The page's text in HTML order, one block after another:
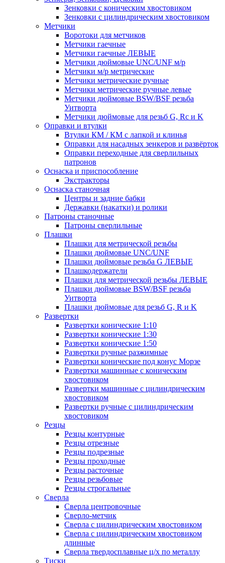
Зенковки с коническим хвостовиком
Зенковки с цилиндрическим хвостовиком
Метчики
Воротоки для метчиков
Метчики гаечные
Метчики гаечные ЛЕВЫЕ
Метчики дюймовые UNC/UNF м/р
Метчики м/р метрические
Метчики метрические ручные
Метчики метрические ручные левые
Метчики дюймовые BSW/BSF резьба
Уитворта
Метчики дюймовые для резьб G, Rc и K
Оправки и втулки
Втулки КМ / КМ с лапкой и клинья
Оправки для насадных зенкеров и развёрток
Оправки переходные для сверлильных
патронов
Оснаска и приспособление
Экстракторы
Оснаска станочная
Центры и задние бабки
Державки (накатки) и ролики
Патроны станочные
Патроны сверлильные
Плашки
Плашки для метрической резьбы
Плашки дюймовые UNC/UNF
Плашки дюймовые резьба G ЛЕВЫЕ
Плашкодержатели
Плашки для метрической резьбы ЛЕВЫЕ
Плашки дюймовые BSW/BSF резьба
Уитворта
Плашки дюймовые для резьб G, R и K
Развертки
Развертки конические 1:10
Развертки конические 1:30
Развертки конические 1:50
Развертки ручные разжимные
Развертки конические под конус Морзе
Развертки машинные с коническим
хвостовиком
Развертки машинные с цилиндрическим
хвостовиком
Развертки ручные с цилиндрическим
хвостовиком
Резцы
Резцы контурные
Резцы отрезные
Резцы подрезные
Резцы проходные
Резцы расточные
Резцы резьбовые
Резцы строгальные
Сверла
Сверла центровочные
Сверло-метчик
Сверла с цилиндрическим хвостовиком
Сверла с цилиндрическим хвостовиком
длинные
Сверла твердосплавные ц/х по металлу
Тиски